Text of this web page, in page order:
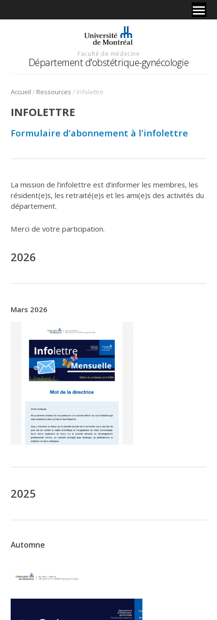
Faculté de médecine
Département d'obstétrique-gynécologie
Accueil / Ressources / Infolettre
INFOLETTRE
Formulaire d’abonnement à l’infolettre
La mission de l’infolettre est d’informer les membres, les
résident(e)s, les retraité(e)s et les ami(e)s des activités du
département.
Merci de votre participation.
2026
Mars 2026
2025
Automne